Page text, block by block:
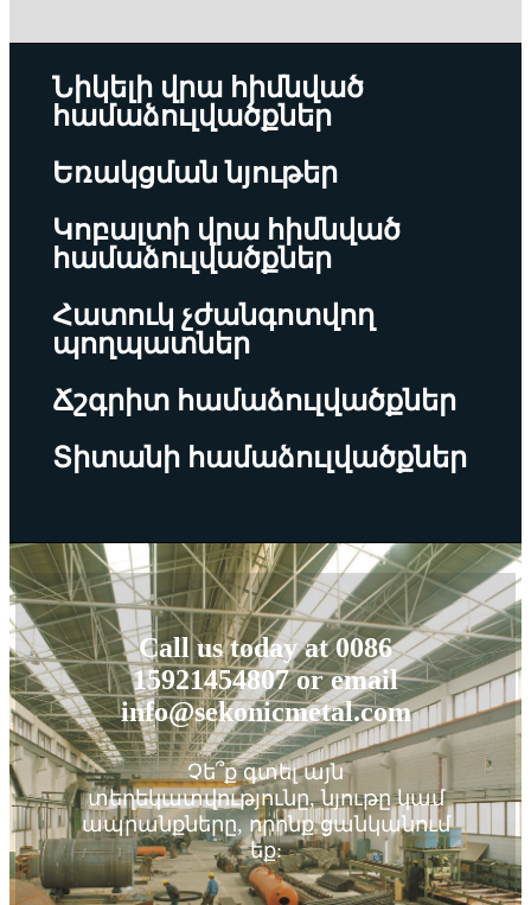
Նիկելի վրա հիմնված
համաձուլվածքներ
Եռակցման նյութեր
Կոբալտի վրա հիմնված
համաձուլվածքներ
Հատուկ չժանգոտվող
պողպատներ
Ճշգրիտ համաձուլվածքներ
Տիտանի համաձուլվածքներ
Call us today at 0086
15921454807 or email
info@sekonicmetal.com
Չե՞ք գտել այն
տեղեկատվությունը, նյութը կամ
ապրանքները, որոնք ցանկանում
եք: